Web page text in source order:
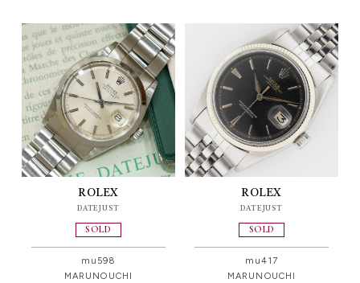
ROLEX
DATEJUST
SOLD
mu598
MARUNOUCHI
ROLEX
DATEJUST
SOLD
mu417
MARUNOUCHI